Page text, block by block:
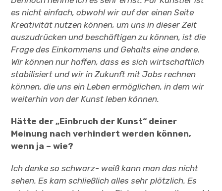
es nicht einfach, obwohl wir auf der einen Seite
Kreativität nutzen können, um uns in dieser Zeit
auszudrücken und beschäftigen zu können, ist die
Frage des Einkommens und Gehalts eine andere.
Wir können nur hoffen, dass es sich wirtschaftlich
stabilisiert und wir in Zukunft mit Jobs rechnen
können, die uns ein Leben ermöglichen, in dem wir
weiterhin von der Kunst leben können.
Hätte der „Einbruch der Kunst“ deiner
Meinung nach verhindert werden können,
wenn ja – wie?
Ich denke so schwarz- weiß kann man das nicht
sehen. Es kam schließlich alles sehr plötzlich. Es